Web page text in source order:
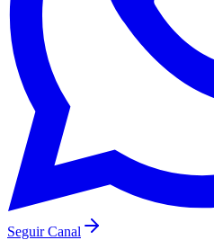
Fluminense
Seguir Canal